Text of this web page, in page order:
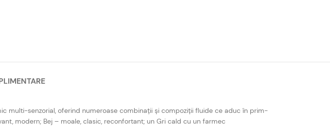
multi-senzorial, oferind numeroase combinații și compoziții fluide ce aduc în prim-
modern; Bej – moale, clasic, reconfortant; un Gri cald cu un farmec